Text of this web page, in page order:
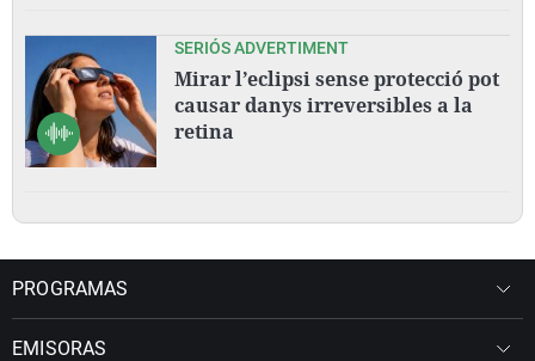
SERIÓS ADVERTIMENT
Mirar l’eclipsi sense protecció pot
causar danys irreversibles a la
retina
PROGRAMAS
EMISORAS